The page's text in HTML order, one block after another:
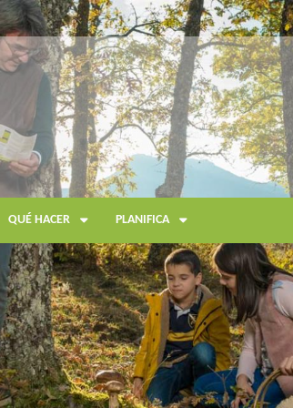
QUÉ HACER PLANIFICA